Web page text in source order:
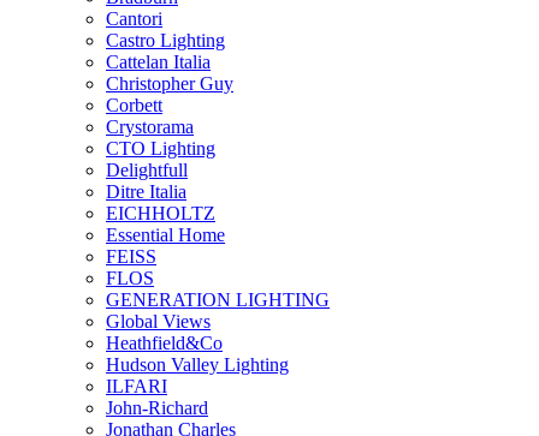
Cantori
Castro Lighting
Cattelan Italia
Christopher Guy
Corbett
Crystorama
CTO Lighting
Delightfull
Ditre Italia
EICHHOLTZ
Essential Home
FEISS
FLOS
GENERATION LIGHTING
Global Views
Heathfield&Co
Hudson Valley Lighting
ILFARI
John-Richard
Jonathan Charles